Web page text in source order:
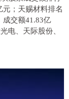
；天赐材料排名
成交额41.83亿
电、天际股份、